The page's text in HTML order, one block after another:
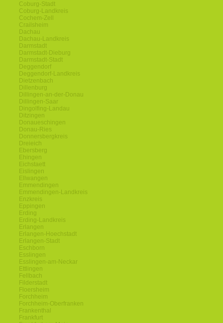
Coburg-Stadt
Coburg-Landkreis
Cochem-Zell
Crailsheim
Dachau
Dachau-Landkreis
Darmstadt
Darmstadt-Dieburg
Darmstadt-Stadt
Deggendorf
Deggendorf-Landkreis
Dietzenbach
Dillenburg
Dillingen-an-der-Donau
Dillingen-Saar
Dingolfing-Landau
Ditzingen
Donaueschingen
Donau-Ries
Donnersbergkreis
Dreieich
Ebersberg
Ehingen
Eichstaett
Eislingen
Ellwangen
Emmendingen
Emmendingen-Landkreis
Enzkreis
Eppingen
Erding
Erding-Landkreis
Erlangen
Erlangen-Hoechstadt
Erlangen-Stadt
Eschborn
Esslingen
Esslingen-am-Neckar
Ettlingen
Fellbach
Filderstadt
Floersheim
Forchheim
Forchheim-Oberfranken
Frankenthal
Frankfurt